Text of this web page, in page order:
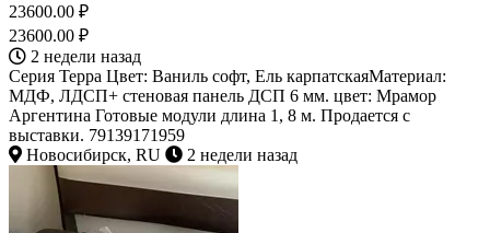
23600.00 ₽
23600.00 ₽
2 недели назад
Серия Терра Цвет: Ваниль софт, Ель карпатскаяМатериал:
МДФ, ЛДСП+ стеновая панель ДСП 6 мм. цвет: Мрамор
Аргентина Готовые модули длина 1, 8 м. Продается с
выставки. 79139171959
Новосибирск, RU
2 недели назад